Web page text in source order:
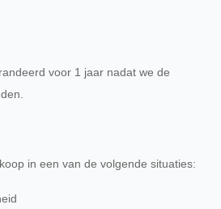
voor 1 jaar nadat we de
in een van de volgende situaties: